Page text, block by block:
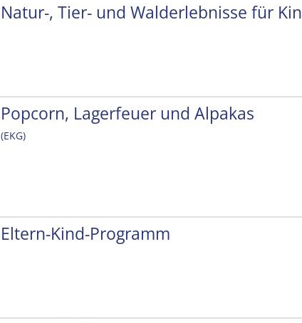
Natur-, Tier- und Walderlebnisse für
Popcorn, Lagerfeuer und Alpakas
(EKG)
Eltern-Kind-Programm